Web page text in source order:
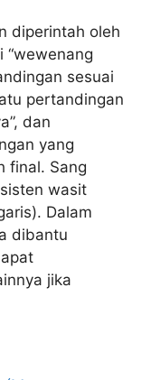
diperintah oleh
“wewenang
sesuai
pertandingan
dan
yang
final. Sang
wasit
Dalam
dibantu
jika